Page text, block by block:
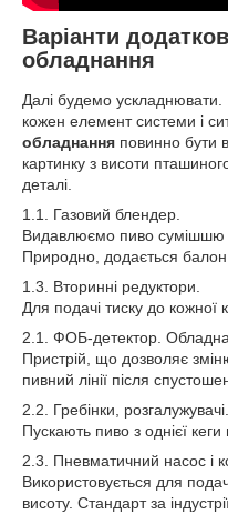
Варіанти
обладнання
Далі будемо
кожен елемент системи і
обладнання повинно бути
картинку з висоти
деталі.
1.1. Газовий блендер.
Видавлюємо пиво сумішшю
Природно, додається балон
1.3. Вторинні редуктори.
Для подачі тиску до кожної
2.1. ФОБ-детектор.
Пристрій, що дозволяє
пивний лінії після
2.2. Гребінки, розгалужувачі.
Пускають пиво з однієї кеги
2.3. Пневматичний насос і
Використовується для
висоту. Стандарт за